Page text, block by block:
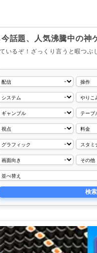
話題、人気沸騰中の神
いるぞ！ざっくり言うと暇つ